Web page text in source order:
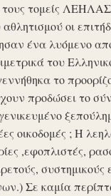
τομείς
οι
ένα λυόμενο
του
το
προδώσει το
οικοδομές ; Η
,εφοπλιστές,
Σε καμία